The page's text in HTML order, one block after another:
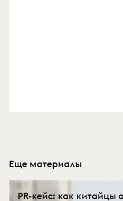
Еще материалы
PR-кейс: как китайцы